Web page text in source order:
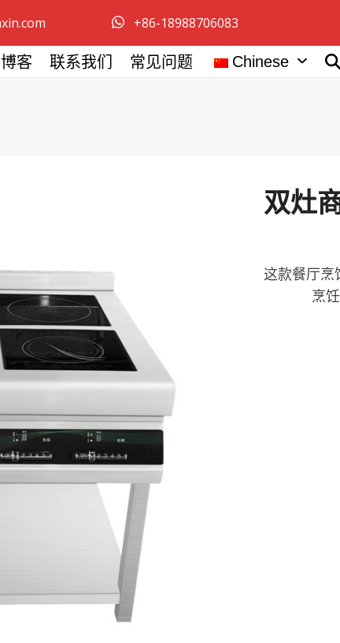
+86-18988706083
博客 联系我们 常见问题 Chinese
双灶
这款餐厅烹
烹